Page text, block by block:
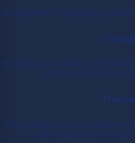
Regulamin Polityka
Metody kontaktu z
wróżką Wróżka
Horoskop dzienny online
astrologicznie